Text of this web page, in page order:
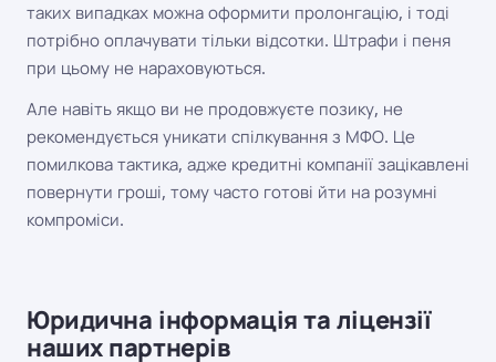
таких випадках можна оформити пролонгацію, і тоді
потрібно оплачувати тільки відсотки. Штрафи і пеня
при цьому не нараховуються.
Але навіть якщо ви не продовжуєте позику, не
рекомендується уникати спілкування з МФО. Це
помилкова тактика, адже кредитні компанії зацікавлені
повернути гроші, тому часто готові йти на розумні
компроміси.
Юридична інформація та ліцензії
наших партнерів